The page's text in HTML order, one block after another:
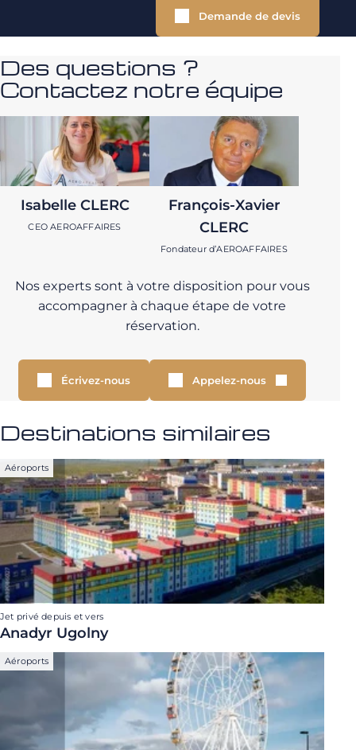
Demande de devis
Des questions ?
Contactez notre équipe
Isabelle CLERC
CEO AEROAFFAIRES
François-Xavier
CLERC
Fondateur d’AEROAFFAIRES
Nos experts sont à votre disposition pour vous
accompagner à chaque étape de votre
réservation.
Écrivez-nous Appelez-nous
Destinations similaires
Aéroports
Jet privé depuis et vers
Anadyr Ugolny
Aéroports